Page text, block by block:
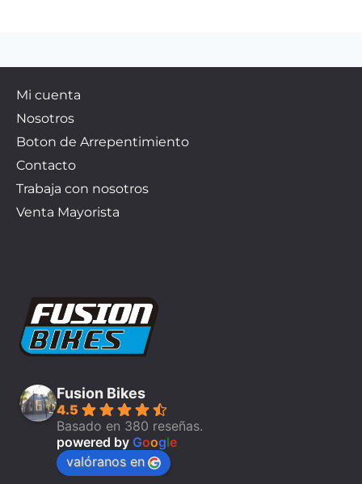
Mi cuenta
Nosotros
Boton de Arrepentimiento
Contacto
Trabaja con nosotros
Venta Mayorista
Fusion Bikes
4.5
Basado en 380 reseñas.
powered by Google
valóranos en